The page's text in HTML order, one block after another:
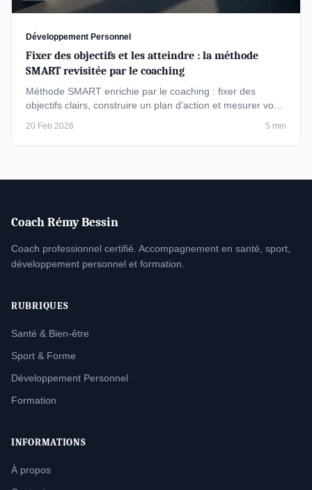
Développement Personnel
Fixer des objectifs et les atteindre : la méthode
SMART revisitée par le coaching
Méthode SMART enrichie par le coaching : fixer des
objectifs clairs, construire un plan d'action et mesurer vos
20 Feb 2026 5 min
Coach Rémy Bessin
Coach professionnel certifié. Accompagnement en santé, sport,
développement personnel et formation.
RUBRIQUES
Santé & Bien-être
Sport & Forme
Développement Personnel
Formation
INFORMATIONS
À propos